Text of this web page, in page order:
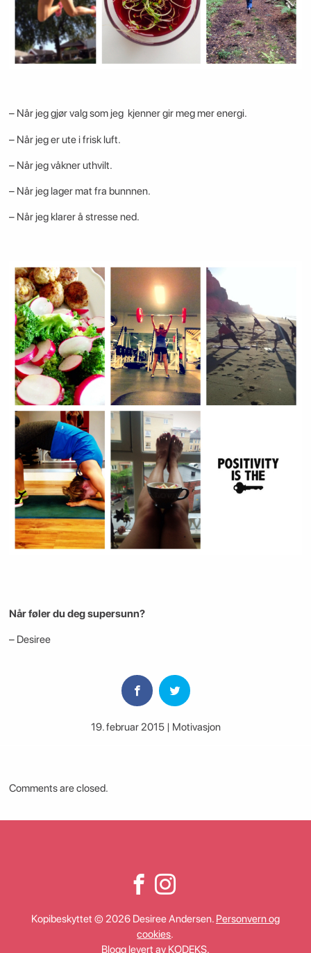
– Når jeg gjør valg som jeg kjenner gir meg mer energi.
– Når jeg er ute i frisk luft.
– Når jeg våkner uthvilt.
– Når jeg lager mat fra bunnnen.
– Når jeg klarer å stresse ned.
Når føler du deg supersunn?
– Desiree
19. februar 2015 | Motivasjon
Comments are closed.
Kopibeskyttet © 2026 Desiree Andersen. Personvern og
cookies.
Blogg levert av KODEKS.